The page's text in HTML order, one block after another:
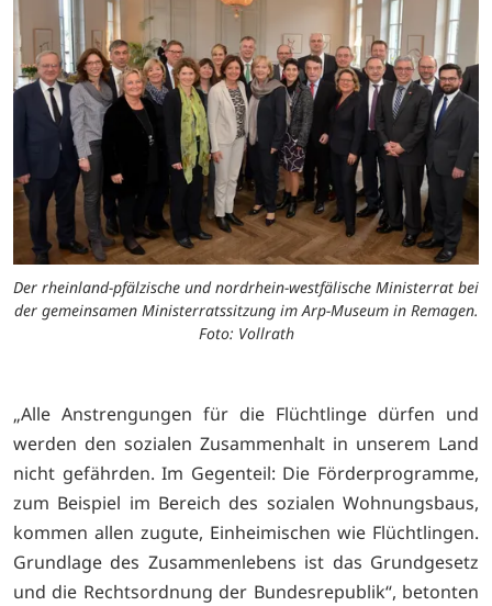
Der rheinland-pfälzische und nordrhein-westfälische Ministerrat bei
der gemeinsamen Ministerratssitzung im Arp-Museum in Remagen.
Foto: Vollrath
„Alle Anstrengungen für die Flüchtlinge dürfen und
werden den sozialen Zusammenhalt in unserem Land
nicht gefährden. Im Gegenteil: Die Förderprogramme,
zum Beispiel im Bereich des sozialen Wohnungsbaus,
kommen allen zugute, Einheimischen wie Flüchtlingen.
Grundlage des Zusammenlebens ist das Grundgesetz
und die Rechtsordnung der Bundesrepublik“, betonten